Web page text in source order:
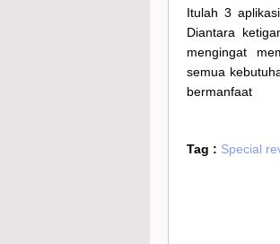
Itulah 3
Diantara
mengingat
semua
bermanfaat
Tag : Special